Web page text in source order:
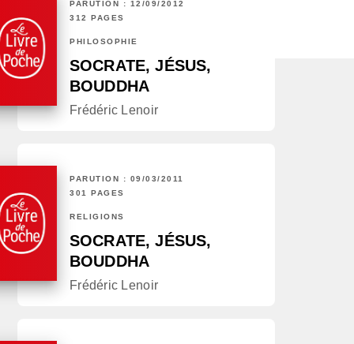
PARUTION : 12/09/2012
312 PAGES
PHILOSOPHIE
SOCRATE, JÉSUS,
BOUDDHA
Frédéric Lenoir
PARUTION : 09/03/2011
301 PAGES
RELIGIONS
SOCRATE, JÉSUS,
BOUDDHA
Frédéric Lenoir